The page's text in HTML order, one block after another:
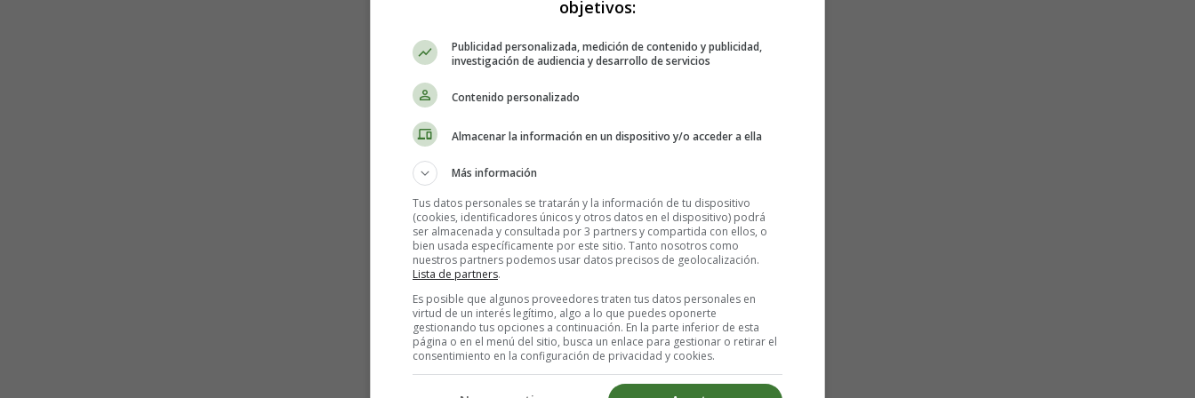
¡Hola!
¡Upa! ¡Vivo!, ¡Carambola!
feroz, jadeante,
de un coche viajero
veloz bamboleante,
más brinca que rueda.
y todo retumba
con tal alboroto,
cual de un terremoto
que al orbe derrumba,
y toda la gente
objetivos:
Publicidad personalizada, medición de contenido y publicidad,
investigación de audiencia y desarrollo de servicios
Contenido personalizado
Almacenar la información en un dispositivo y/o acceder a ella
Más información
Tus datos personales se tratarán y la información de tu dispositivo
(cookies, identificadores únicos y otros datos en el dispositivo) podrá
ser almacenada y consultada por 3 partners y compartida con ellos, o
bien usada específicamente por este sitio. Tanto nosotros como
nuestros partners podemos usar datos precisos de geolocalización.
Lista de partners.
Es posible que algunos proveedores traten tus datos personales en
virtud de un interés legítimo, algo a lo que puedes oponerte
gestionando tus opciones a continuación. En la parte inferior de esta
página o en el menú del sitio, busca un enlace para gestionar o retirar el
consentimiento en la configuración de privacidad y cookies.